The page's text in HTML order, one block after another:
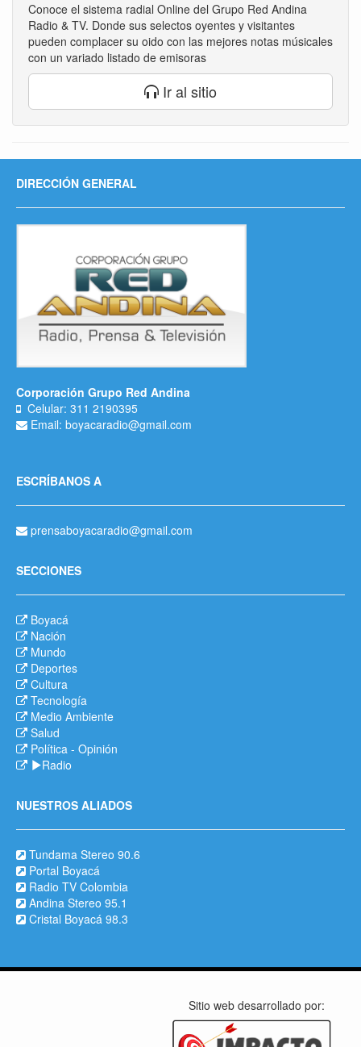
Conoce el sistema radial Online del Grupo Red Andina
Radio & TV. Donde sus selectos oyentes y visitantes
pueden complacer su oido con las mejores notas músicales
con un variado listado de emisoras
Ir al sitio
DIRECCIÓN GENERAL
Corporación Grupo Red Andina
Celular: 311 2190395
Email: boyacaradio@gmail.com
ESCRÍBANOS A
prensaboyacaradio@gmail.com
SECCIONES
Boyacá
Nación
Mundo
Deportes
Cultura
Tecnología
Medio Ambiente
Salud
Política - Opinión
Radio
NUESTROS ALIADOS
Tundama Stereo 90.6
Portal Boyacá
Radio TV Colombia
Andina Stereo 95.1
Cristal Boyacá 98.3
Sitio web desarrollado por: